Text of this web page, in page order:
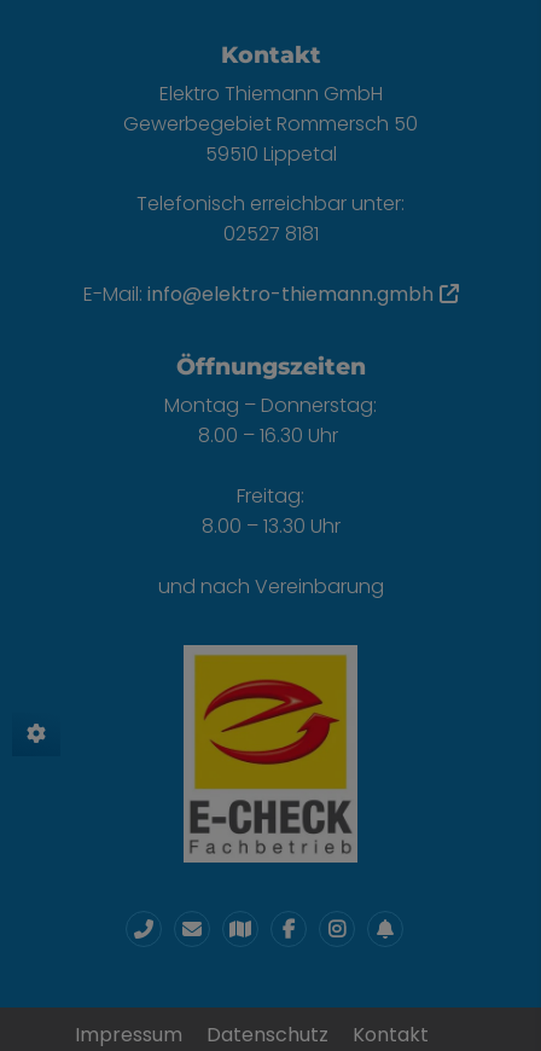
Footer - Kontaktdaten und
Kontakt
Elektro Thiemann GmbH
Gewerbegebiet Rommersch 50
59510 Lippetal
Telefonisch erreichbar unter:
02527 8181
E-Mail: info@elektro-thiemann.gmbh
Öffnungszeiten
Montag – Donnerstag:
8.00 – 16.30 Uhr
Freitag:
8.00 – 13.30 Uhr
und nach Vereinbarung
Impressum Datenschutz Kontakt